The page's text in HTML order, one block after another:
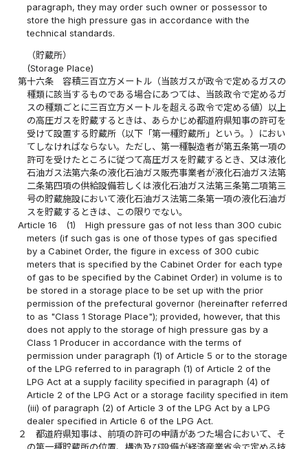
paragraph, they may order such owner or possessor to
store the high pressure gas in accordance with the
technical standards.
（貯蔵所）
(Storage Place)
第十六条
容積三百立方メートル（当該ガスが政令で定めるガスの
種類に該当するものである場合にあつては、当該政令で定めるガ
スの種類ごとに三百立方メートルを超える政令で定める値）以上
の高圧ガスを貯蔵するときは、あらかじめ都道府県知事の許可を
受けて設置する貯蔵所（以下「第一種貯蔵所」という。）におい
てしなければならない。ただし、第一種製造者が第五条第一項の
許可を受けたところに従つて高圧ガスを貯蔵するとき、又は液化
石油ガス法第六条の液化石油ガス販売事業者が液化石油ガス法第
二条第四項の供給設備若しくは液化石油ガス法第三条第二項第三
号の貯蔵施設において液化石油ガス法第二条第一項の液化石油ガ
スを貯蔵するときは、この限りでない。
Article 16
(1)
High pressure gas of not less than 300 cubic
meters (if such gas is one of those types of gas specified
by a Cabinet Order, the figure in excess of 300 cubic
meters that is specified by the Cabinet Order for each type
of gas to be specified by the Cabinet Order) in volume is to
be stored in a storage place to be set up with the prior
permission of the prefectural governor (hereinafter referred
to as "Class 1 Storage Place"); provided, however, that this
does not apply to the storage of high pressure gas by a
Class 1 Producer in accordance with the terms of
permission under paragraph (1) of Article 5 or to the storage
of the LPG referred to in paragraph (1) of Article 2 of the
LPG Act at a supply facility specified in paragraph (4) of
Article 2 of the LPG Act or a storage facility specified in item
(iii) of paragraph (2) of Article 3 of the LPG Act by a LPG
dealer specified in Article 6 of the LPG Act.
２
都道府県知事は、前項の許可の申請があつた場合において、そ